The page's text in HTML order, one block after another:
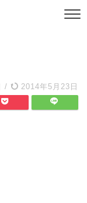
/ 2014年5月23日